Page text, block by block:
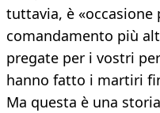
tuttavia, è
comandamento più
pregate per i vostri
hanno fatto i martiri
Ma questa è una